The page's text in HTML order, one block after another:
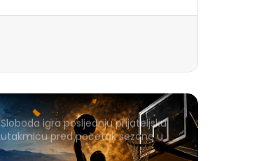
Sloboda igra posljednju prijateljsku
utakmicu pred početak sezone u
Gračanici